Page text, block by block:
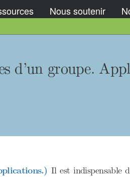
Nous soutenir
d’un groupe.
Il est indispensable